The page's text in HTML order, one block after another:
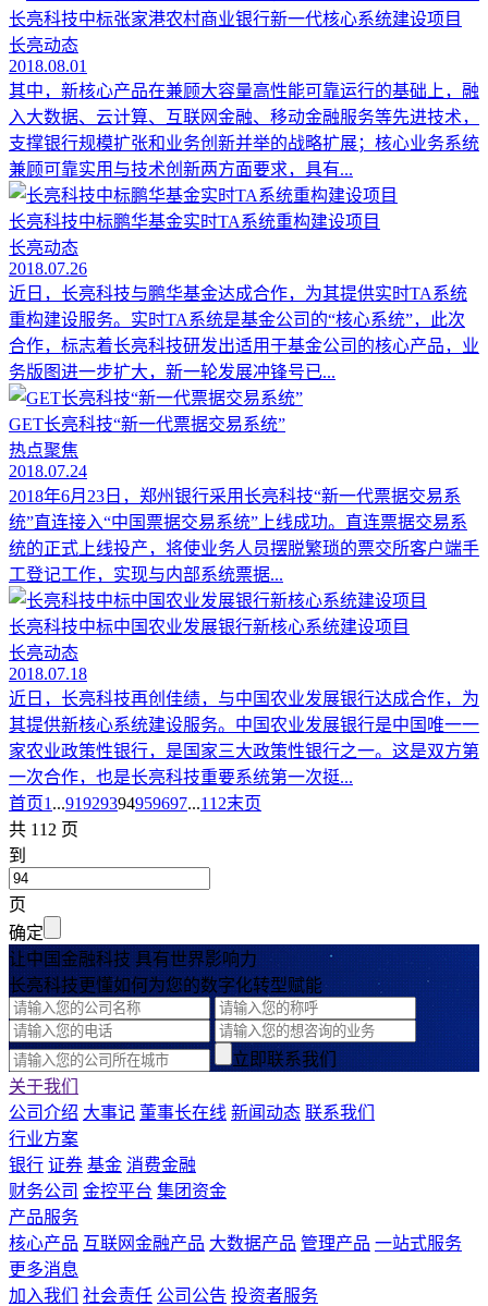
长亮科技中标张家港农村商业银行新一代核心系统建设项目
长亮动态
2018.08.01
其中，新核心产品在兼顾大容量高性能可靠运行的基础上，融
入大数据、云计算、互联网金融、移动金融服务等先进技术，
支撑银行规模扩张和业务创新并举的战略扩展；核心业务系统
兼顾可靠实用与技术创新两方面要求，具有...
长亮科技中标鹏华基金实时TA系统重构建设项目
长亮动态
2018.07.26
近日，长亮科技与鹏华基金达成合作，为其提供实时TA系统
重构建设服务。实时TA系统是基金公司的“核心系统”，此次
合作，标志着长亮科技研发出适用于基金公司的核心产品，业
务版图进一步扩大，新一轮发展冲锋号已...
GET长亮科技“新一代票据交易系统”
热点聚焦
2018.07.24
2018年6月23日，郑州银行采用长亮科技“新一代票据交易系
统”直连接入“中国票据交易系统”上线成功。直连票据交易系
统的正式上线投产，将使业务人员摆脱繁琐的票交所客户端手
工登记工作，实现与内部系统票据...
长亮科技中标中国农业发展银行新核心系统建设项目
长亮动态
2018.07.18
近日，长亮科技再创佳绩，与中国农业发展银行达成合作，为
其提供新核心系统建设服务。中国农业发展银行是中国唯一一
家农业政策性银行，是国家三大政策性银行之一。这是双方第
一次合作，也是长亮科技重要系统第一次挺...
首页1 ...91929394959697...112末页
共 112 页
到
页
确定
让中国金融科技 具有世界影响力
长亮科技更懂如何为您的数字化转型赋能
立即联系我们
关于我们
公司介绍 大事记 董事长在线 新闻动态 联系我们
行业方案
银行 证券 基金 消费金融
财务公司 金控平台 集团资金
产品服务
核心产品 互联网金融产品 大数据产品 管理产品 一站式服务
更多消息
加入我们
社会责任 公司公告 投资者服务